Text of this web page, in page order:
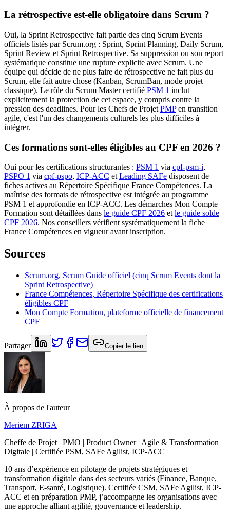
La rétrospective est-elle obligatoire dans Scrum ?
Oui, la Sprint Retrospective fait partie des cinq Scrum Events
officiels listés par Scrum.org : Sprint, Sprint Planning, Daily Scrum,
Sprint Review et Sprint Retrospective. Sa suppression ou son report
systématique constitue une rupture explicite avec Scrum. Une
équipe qui décide de ne plus faire de rétrospective ne fait plus du
Scrum, elle fait autre chose (Kanban, ScrumBan, mode projet
classique). Le rôle du Scrum Master certifié PSM 1 inclut
explicitement la protection de cet espace, y compris contre la
pression des deadlines. Pour les Chefs de Projet PMPen transition
agile, c'est l'un des changements culturels les plus difficiles à
intégrer.
Ces formations sont-elles éligibles au CPF en 2026 ?
Oui pour les certifications structurantes : PSM 1 via cpf-psm-i,
PSPO 1 via cpf-pspo, ICP-ACC et Leading SAFe disposent de
fiches actives au Répertoire Spécifique France Compétences. La
maîtrise des formats de rétrospective est intégrée au programme
PSM 1 et approfondie en ICP-ACC. Les démarches Mon Compte
Formation sont détaillées dans le guide CPF 2026 et le guide solde
CPF 2026. Nos conseillers vérifient systématiquement la fiche
France Compétences en vigueur avant inscription.
Sources
Scrum.org, Scrum Guide officiel (cinq Scrum Events dont la
Sprint Retrospective)
France Compétences, Répertoire Spécifique des certifications
éligibles CPF
Mon Compte Formation, plateforme officielle de financement
CPF
Partager Copier le lien
À propos de l'auteur
Meriem ZRIGA
Cheffe de Projet | PMO | Product Owner | Agile & Transformation
Digitale | Certifiée PSM, SAFe Agilist, ICP-ACC
10 ans d’expérience en pilotage de projets stratégiques et
transformation digitale dans des secteurs variés (Finance, Banque,
Transport, E-santé, Logistique). Certifiée CSM, SAFe Agilist, ICP-
ACC et en préparation PMP, j’accompagne les organisations avec
une approche alliant agilité, gouvernance et leadership.